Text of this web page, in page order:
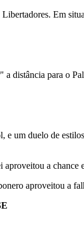
Em
distância para o
e um duelo de
aproveitou a
aproveitou a